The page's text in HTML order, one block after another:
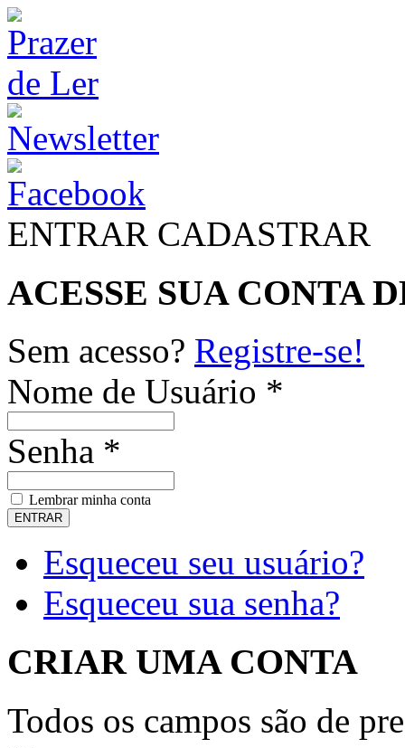
ENTRAR CADASTRAR
ACESSE SUA CONTA
Sem acesso? Registre-se!
Nome de Usuário *
Senha *
Lembrar minha conta
Esqueceu seu usuário?
Esqueceu sua senha?
CRIAR UMA CONTA
Todos os campos são de